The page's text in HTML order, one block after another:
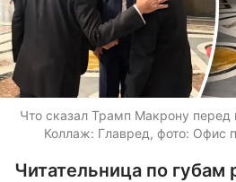
Что сказал Трамп Макрону перед
Коллаж: Главред, фото: Офис
Читательница по губам